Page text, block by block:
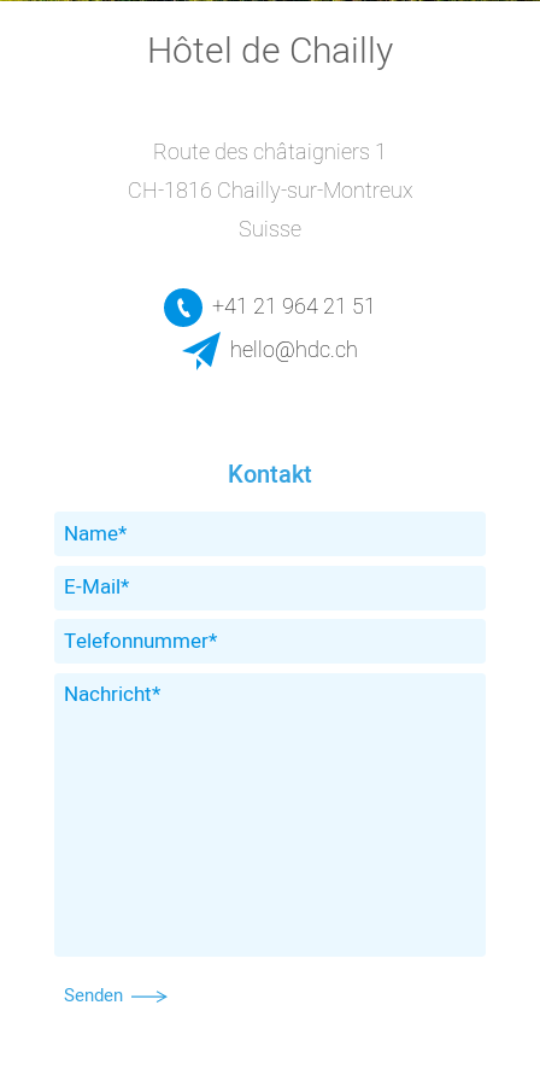
Hôtel de Chailly
Route des châtaigniers 1
CH-1816 Chailly-sur-Montreux
Suisse
+41 21 964 21 51
hello@hdc.ch
Kontakt
Senden